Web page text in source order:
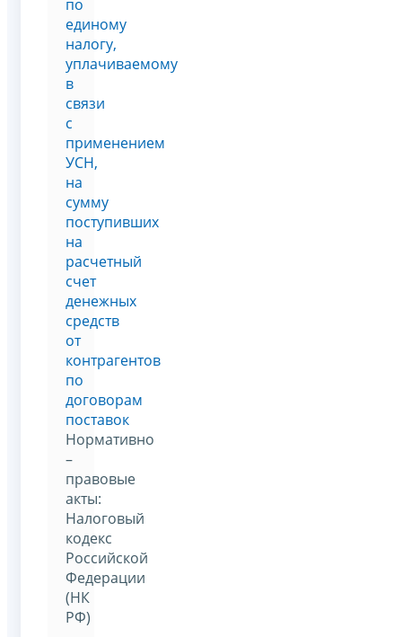
по
единому
налогу,
уплачиваемому
в
связи
с
применением
УСН,
на
сумму
поступивших
на
расчетный
счет
денежных
средств
от
контрагентов
по
договорам
поставок
Нормативно
–
правовые
акты:
Налоговый
кодекс
Российской
Федерации
(НК
РФ)